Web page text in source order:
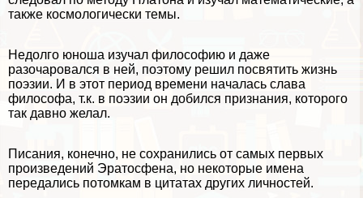
также космологически темы.
Недолго юноша изучал философию и даже
разочаровался в ней, поэтому решил посвятить жизнь
поэзии. И в этот период времени началась слава
философа, т.к. в поэзии он добился признания, которого
так давно желал.
Писания, конечно, не сохранились от самых первых
произведений Эратосфена, но некоторые имена
передались потомкам в цитатах других личностей.